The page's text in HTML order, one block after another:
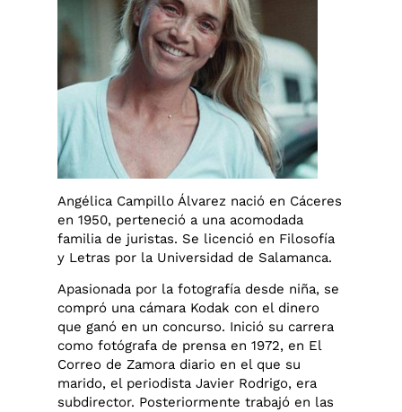
Angélica Campillo Álvarez nació en Cáceres
en 1950, perteneció a una acomodada
familia de juristas. Se licenció en Filosofía
y Letras por la Universidad de Salamanca.
Apasionada por la fotografía desde niña, se
compró una cámara Kodak con el dinero
que ganó en un concurso. Inició su carrera
como fotógrafa de prensa en 1972, en El
Correo de Zamora diario en el que su
marido, el periodista Javier Rodrigo, era
subdirector. Posteriormente trabajó en las